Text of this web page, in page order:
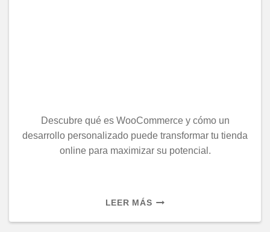
Descubre qué es WooCommerce y cómo un
desarrollo personalizado puede transformar tu tienda
online para maximizar su potencial.
LEER MÁS¿QUÉ
WOOCOMMERCE